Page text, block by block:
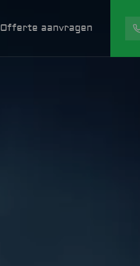
Offerte aanvragen